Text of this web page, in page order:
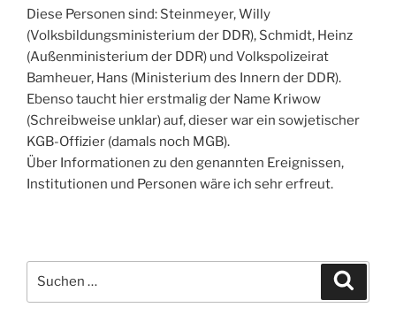
Diese Personen sind: Steinmeyer, Willy
(Volksbildungsministerium der DDR), Schmidt, Heinz
(Außenministerium der DDR) und Volkspolizeirat
Bamheuer, Hans (Ministerium des Innern der DDR).
Ebenso taucht hier erstmalig der Name Kriwow
(Schreibweise unklar) auf, dieser war ein sowjetischer
KGB-Offizier (damals noch MGB).
Über Informationen zu den genannten Ereignissen,
Institutionen und Personen wäre ich sehr erfreut.
nach: